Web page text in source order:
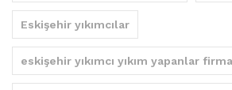
Eskişehir yıkımcılar
eskişehir yıkımcı yıkım yapanlar